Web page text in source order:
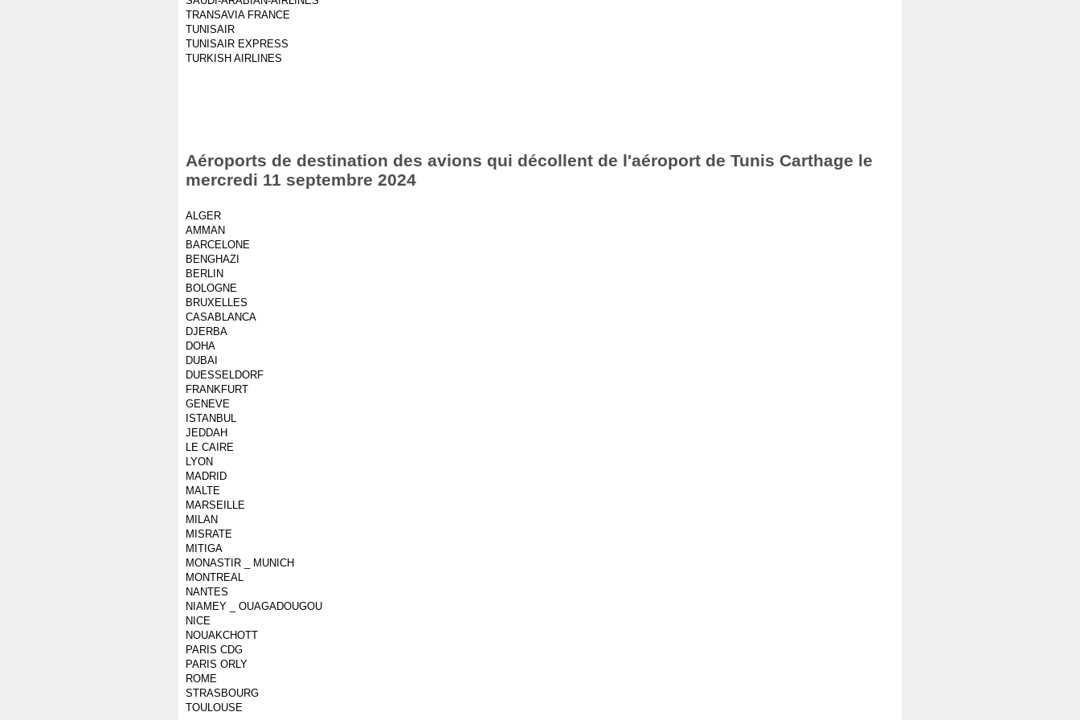
TRANSAVIA FRANCE
TUNISAIR
TUNISAIR EXPRESS
TURKISH AIRLINES
Aéroports de destination des avions qui décollent de l'aéroport de Tunis Carthage le
mercredi 11 septembre 2024
ALGER
AMMAN
BARCELONE
BENGHAZI
BERLIN
BOLOGNE
BRUXELLES
CASABLANCA
DJERBA
DOHA
DUBAI
DUESSELDORF
FRANKFURT
GENEVE
ISTANBUL
JEDDAH
LE CAIRE
LYON
MADRID
MALTE
MARSEILLE
MILAN
MISRATE
MITIGA
MONASTIR _ MUNICH
MONTREAL
NANTES
NIAMEY _ OUAGADOUGOU
NICE
NOUAKCHOTT
PARIS CDG
PARIS ORLY
ROME
STRASBOURG
TOULOUSE